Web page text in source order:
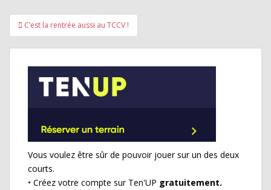
Navigation
de
l’article
C’est la rentrée aussi au TCCV !
Vous voulez être sûr de pouvoir jouer sur un des deux
courts.
• Créez votre compte sur Ten'UP gratuitement.